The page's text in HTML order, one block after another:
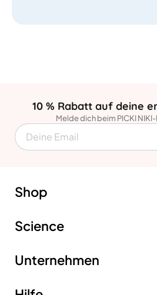
10 % Rabatt auf deine
Melde dich beim PICKI
EMAIL
Shop
Filter-Duschkopf
Vitamin C Gel-Filter
Sediment-Filter
Science
Unternehmen